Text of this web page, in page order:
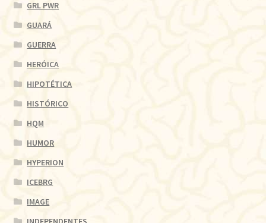
GRL PWR
GUARÁ
GUERRA
HERÓICA
HIPOTÉTICA
HISTÓRICO
HQM
HUMOR
HYPERION
ICEBRG
IMAGE